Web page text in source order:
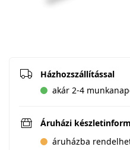
Házhozszállítással
akár 2-4
Áruházi
áruházba